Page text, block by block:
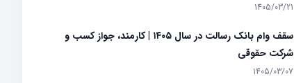
1405/03/21
سقف وام بانک رسالت در سال ۱۴۰۵ | کارمند، جواز کسب و
شرکت حقوقی
1405/03/07